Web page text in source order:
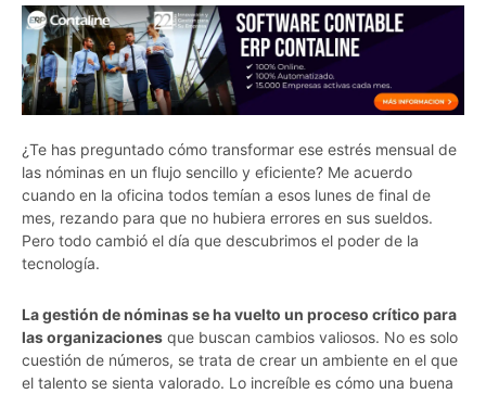
¿Te has preguntado cómo transformar ese estrés mensual de
las nóminas en un flujo sencillo y eficiente? Me acuerdo
cuando en la oficina todos temían a esos lunes de final de
mes, rezando para que no hubiera errores en sus sueldos.
Pero todo cambió el día que descubrimos el poder de la
tecnología.
La gestión de nóminas se ha vuelto un proceso crítico para
las organizaciones que buscan cambios valiosos. No es solo
cuestión de números, se trata de crear un ambiente en el que
el talento se sienta valorado. Lo increíble es cómo una buena